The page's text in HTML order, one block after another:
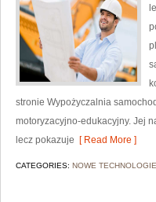
stronie Wypożyczalnia
motoryzacyjno-edukacyjny. Jej
lecz pokazuje [ Read More ]
CATEGORIES: NOWE TECHNOLOGIE